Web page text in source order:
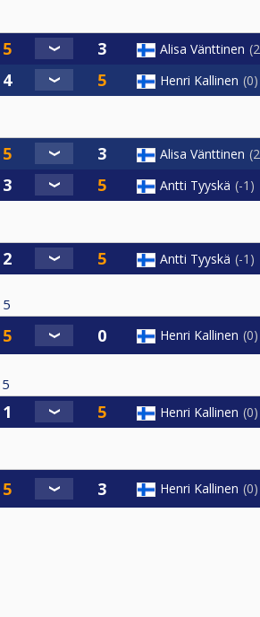
Alisa Vänttinen 2
Henri Kallinen 0
Alisa Vänttinen 2
Antti Tyyskä -1
Antti Tyyskä -1
5
Henri Kallinen 0
5
Henri Kallinen 0
Henri Kallinen 0